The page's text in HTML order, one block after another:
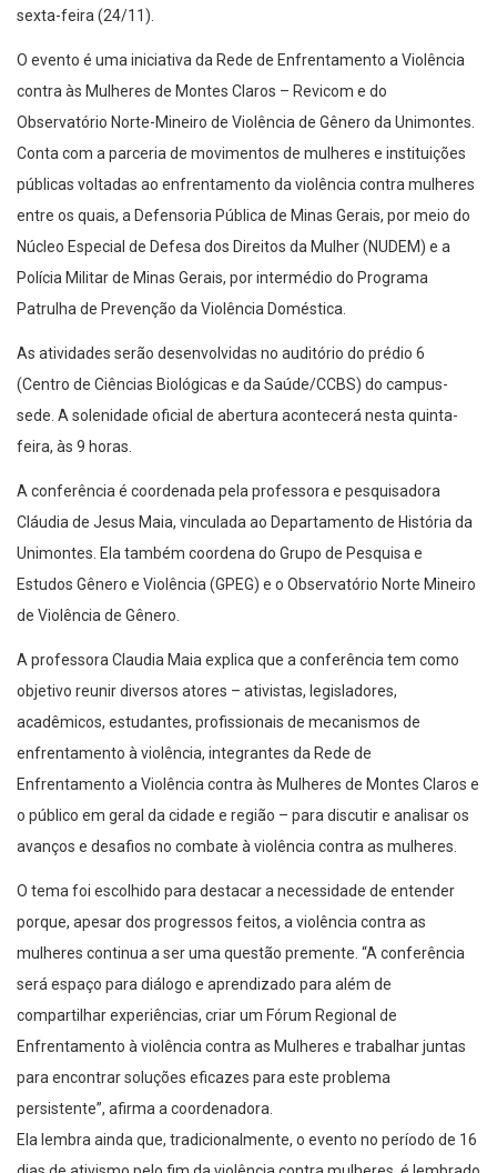
sexta-feira (24/11).
O evento é uma iniciativa da Rede de Enfrentamento a Violência
contra às Mulheres de Montes Claros – Revicom e do
Observatório Norte-Mineiro de Violência de Gênero da Unimontes.
Conta com a parceria de movimentos de mulheres e instituições
públicas voltadas ao enfrentamento da violência contra mulheres
entre os quais, a Defensoria Pública de Minas Gerais, por meio do
Núcleo Especial de Defesa dos Direitos da Mulher (NUDEM) e a
Polícia Militar de Minas Gerais, por intermédio do Programa
Patrulha de Prevenção da Violência Doméstica.
As atividades serão desenvolvidas no auditório do prédio 6
(Centro de Ciências Biológicas e da Saúde/CCBS) do campus-
sede. A solenidade oficial de abertura acontecerá nesta quinta-
feira, às 9 horas.
A conferência é coordenada pela professora e pesquisadora
Cláudia de Jesus Maia, vinculada ao Departamento de História da
Unimontes. Ela também coordena do Grupo de Pesquisa e
Estudos Gênero e Violência (GPEG) e o Observatório Norte Mineiro
de Violência de Gênero.
A professora Claudia Maia explica que a conferência tem como
objetivo reunir diversos atores – ativistas, legisladores,
acadêmicos, estudantes, profissionais de mecanismos de
enfrentamento à violência, integrantes da Rede de
Enfrentamento a Violência contra às Mulheres de Montes Claros e
o público em geral da cidade e região – para discutir e analisar os
avanços e desafios no combate à violência contra as mulheres.
O tema foi escolhido para destacar a necessidade de entender
porque, apesar dos progressos feitos, a violência contra as
mulheres continua a ser uma questão premente. “A conferência
será espaço para diálogo e aprendizado para além de
compartilhar experiências, criar um Fórum Regional de
Enfrentamento à violência contra as Mulheres e trabalhar juntas
para encontrar soluções eficazes para este problema
persistente”, afirma a coordenadora.
Ela lembra ainda que, tradicionalmente, o evento no período de 16